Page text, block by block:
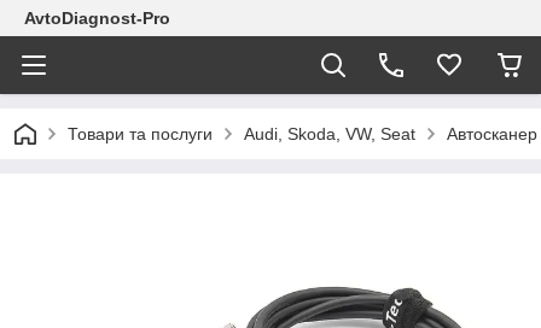
AvtoDiagnost-Pro
Товари та послуги Audi, Skoda, VW, Seat